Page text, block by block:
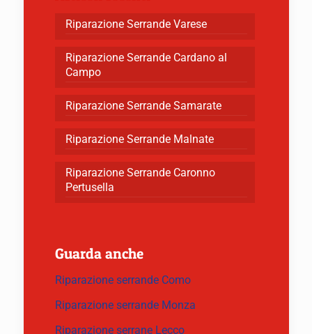
Riparazione Serrande Varese
Riparazione Serrande Cardano al
Campo
Riparazione Serrande Samarate
Riparazione Serrande Malnate
Riparazione Serrande Caronno
Pertusella
Guarda anche
Riparazione serrande Como
Riparazione serrande Monza
Riparazione serrane Lecco